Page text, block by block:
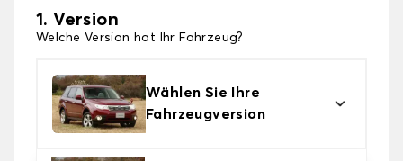
1. Version
Welche Version hat Ihr Fahrzeug?
Wählen Sie Ihre
Fahrzeugversion